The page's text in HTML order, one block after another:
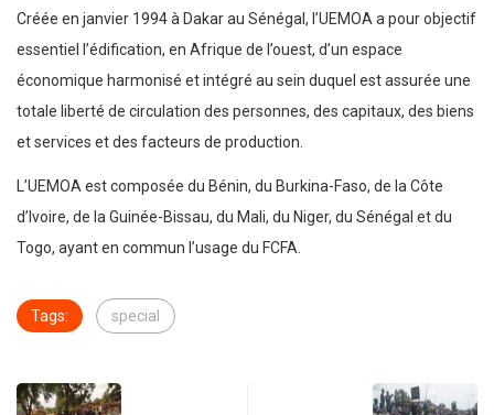
Créée en janvier 1994 à Dakar au Sénégal, l’UEMOA a pour objectif
essentiel l’édification, en Afrique de l’ouest, d’un espace
économique harmonisé et intégré au sein duquel est assurée une
totale liberté de circulation des personnes, des capitaux, des biens
et services et des facteurs de production.
L’UEMOA est composée du Bénin, du Burkina-Faso, de la Côte
d’Ivoire, de la Guinée-Bissau, du Mali, du Niger, du Sénégal et du
Togo, ayant en commun l’usage du FCFA.
Tags: special